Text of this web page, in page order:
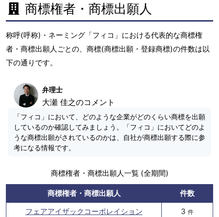
商標権者・商標出願人
称呼(呼称)・ネーミング「フィコ」における代表的な商標権
者・商標出願人ごとの、商標(商標出願・登録商標)の件数は以
下の通りです。
弁理士
大瀬 佳之のコメント
「フィコ」において、どのような企業がどのくらい商標を出願
しているのか確認してみましょう。「フィコ」においてどのよ
うな商標出願がされているのかは、自社が商標出願する際に参
考になる情報です。
商標権者・商標出願人一覧 (全期間)
商標権者・商標出願人
件数
フェアアイザックコーポレイション
3 件